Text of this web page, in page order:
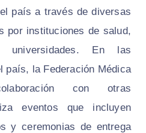
país a través de diversas
por instituciones de salud,
universidades. En las
país, la Federación Médica
con otras
eventos que incluyen
y ceremonias de entrega